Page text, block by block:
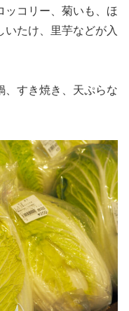
ッコリー、菊いも、ほ
いたけ、里芋などが入
、すき焼き、天ぷらな